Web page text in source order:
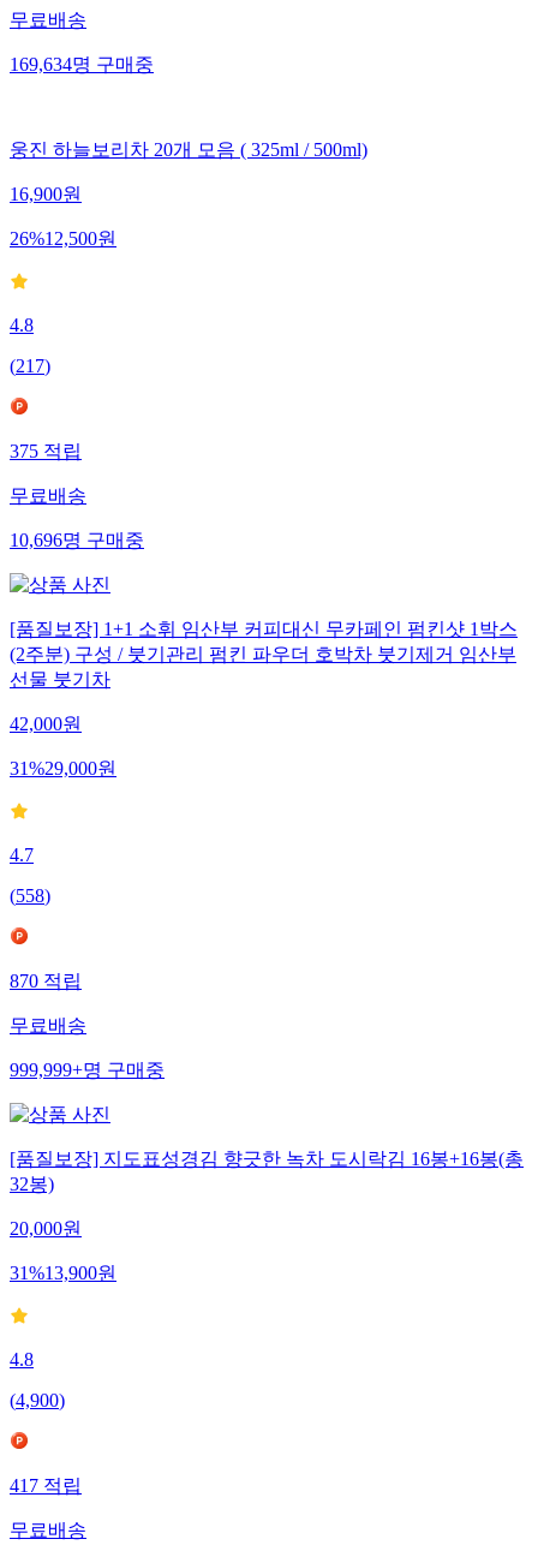
무료배송
169,634명 구매중
웅진 하늘보리차 20개 모음 ( 325ml / 500ml)
16,900원
26%12,500원
4.8
(217)
375 적립
무료배송
10,696명 구매중
[품질보장] 1+1 소휘 임산부 커피대신 무카페인 펌킨샷 1박스
(2주분) 구성 / 붓기관리 펌킨 파우더 호박차 붓기제거 임산부
선물 붓기차
42,000원
31%29,000원
4.7
(558)
870 적립
무료배송
999,999+명 구매중
[품질보장] 지도표성경김 향긋한 녹차 도시락김 16봉+16봉(총
32봉)
20,000원
31%13,900원
4.8
(4,900)
417 적립
무료배송